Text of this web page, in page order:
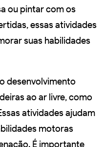
ou pintar com os
essas atividades
suas habilidades
desenvolvimento
ao ar livre, como
atividades ajudam
motoras
É importante